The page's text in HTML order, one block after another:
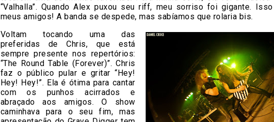
“Valhalla”. Quando Alex puxou seu riff, meu sorriso foi gigante.
meus amigos! A banda se despede, mas sabíamos que rolaria bis.
Voltam tocando uma das
preferidas de Chris, que está
sempre presente nos repertórios:
“The Round Table (Forever)”. Chris
faz o público pular e gritar “Hey!
Hey! Hey!”. Ela é ótima para cantar
com os punhos acirrados e
abraçado aos amigos. O show
caminhava para o seu fim, mas